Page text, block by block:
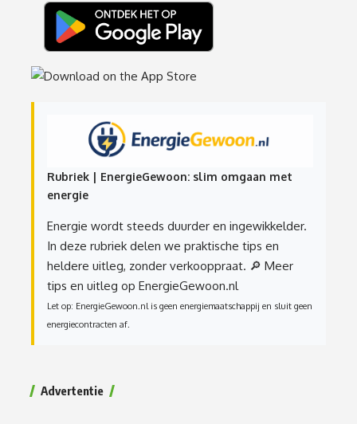
Rubriek | EnergieGewoon: slim omgaan met
energie
Energie wordt steeds duurder en ingewikkelder.
In deze rubriek delen we praktische tips en
heldere uitleg, zonder verkooppraat. 🔎 Meer
tips en uitleg op EnergieGewoon.nl
Let op: EnergieGewoon.nl is geen energiemaatschappij en sluit geen
energiecontracten af.
Advertentie